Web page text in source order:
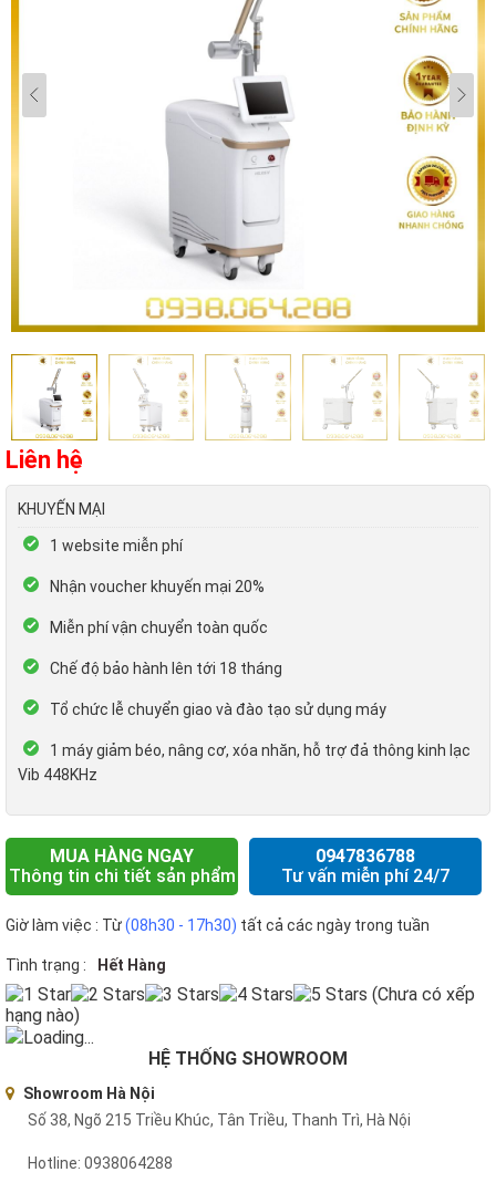
Liên hệ
KHUYẾN MẠI
1 website miễn phí
Nhận voucher khuyến mại 20%
Miễn phí vận chuyển toàn quốc
Chế độ bảo hành lên tới 18 tháng
Tổ chức lễ chuyển giao và đào tạo sử dụng máy
1 máy giảm béo, nâng cơ, xóa nhăn, hỗ trợ đả thông kinh lạc
Vib 448KHz
MUA HÀNG NGAY
Thông tin chi tiết sản phẩm
0947836788
Tư vấn miễn phí 24/7
Giờ làm việc : Từ(08h30 - 17h30) tất cả các ngày trong tuần
Tình trạng : Hết Hàng
(Chưa có xếp
hạng nào)
Loading...
HỆ THỐNG SHOWROOM
Showroom Hà Nội
Số 38, Ngõ 215 Triều Khúc, Tân Triều, Thanh Trì, Hà Nội
Hotline: 0938064288